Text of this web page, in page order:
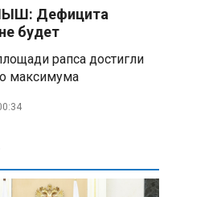
Дефицита
будет
рапса достигли
максимума